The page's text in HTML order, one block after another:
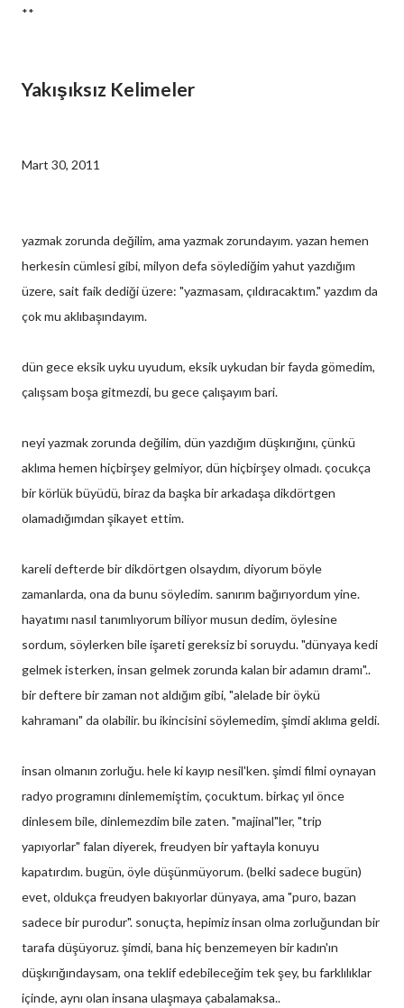
**
Yakışıksız Kelimeler
Mart 30, 2011
yazmak zorunda değilim, ama yazmak zorundayım. yazan hemen
herkesin cümlesi gibi, milyon defa söylediğim yahut yazdığım
üzere, sait faik dediği üzere: "yazmasam, çıldıracaktım." yazdım da
çok mu aklıbaşındayım.
dün gece eksik uyku uyudum, eksik uykudan bir fayda gömedim,
çalışsam boşa gitmezdi, bu gece çalışayım bari.
neyi yazmak zorunda değilim, dün yazdığım düşkırığını, çünkü
aklıma hemen hiçbirşey gelmiyor, dün hiçbirşey olmadı. çocukça
bir körlük büyüdü, biraz da başka bir arkadaşa dikdörtgen
olamadığımdan şikayet ettim.
kareli defterde bir dikdörtgen olsaydım, diyorum böyle
zamanlarda, ona da bunu söyledim. sanırım bağırıyordum yine.
hayatımı nasıl tanımlıyorum biliyor musun dedim, öylesine
sordum, söylerken bile işareti gereksiz bi soruydu. "dünyaya kedi
gelmek isterken, insan gelmek zorunda kalan bir adamın dramı"..
bir deftere bir zaman not aldığım gibi, "alelade bir öykü
kahramanı" da olabilir. bu ikincisini söylemedim, şimdi aklıma geldi.
insan olmanın zorluğu. hele ki kayıp nesil'ken. şimdi filmi oynayan
radyo programını dinlememiştim, çocuktum. birkaç yıl önce
dinlesem bile, dinlemezdim bile zaten. "majinal"ler, "trip
yapıyorlar" falan diyerek, freudyen bir yaftayla konuyu
kapatırdım. bugün, öyle düşünmüyorum. (belki sadece bugün)
evet, oldukça freudyen bakıyorlar dünyaya, ama "puro, bazan
sadece bir purodur". sonuçta, hepimiz insan olma zorluğundan bir
tarafa düşüyoruz. şimdi, bana hiç benzemeyen bir kadın'ın
düşkırığındaysam, ona teklif edebileceğim tek şey, bu farklılıklar
içinde, aynı olan insana ulaşmaya çabalamaksa..